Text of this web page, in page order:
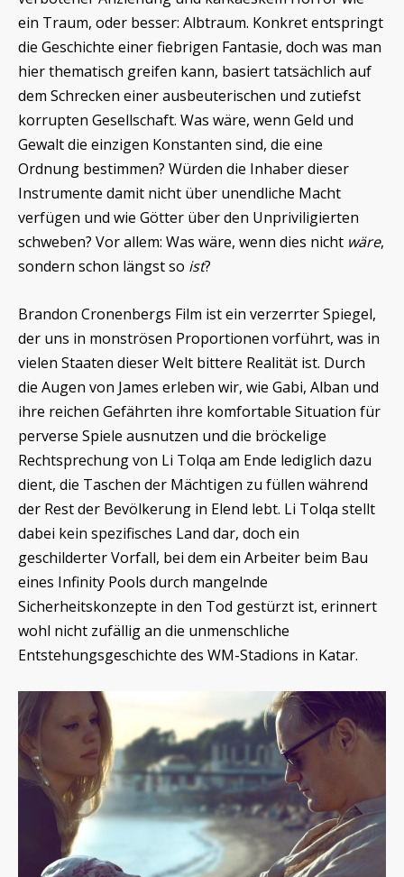
ein Traum, oder besser: Albtraum. Konkret entspringt
die Geschichte einer fiebrigen Fantasie, doch was man
hier thematisch greifen kann, basiert tatsächlich auf
dem Schrecken einer ausbeuterischen und zutiefst
korrupten Gesellschaft. Was wäre, wenn Geld und
Gewalt die einzigen Konstanten sind, die eine
Ordnung bestimmen? Würden die Inhaber dieser
Instrumente damit nicht über unendliche Macht
verfügen und wie Götter über den Unpriviligierten
schweben? Vor allem: Was wäre, wenn dies nicht wäre,
sondern schon längst so ist?
Brandon Cronenbergs Film ist ein verzerrter Spiegel,
der uns in monströsen Proportionen vorführt, was in
vielen Staaten dieser Welt bittere Realität ist. Durch
die Augen von James erleben wir, wie Gabi, Alban und
ihre reichen Gefährten ihre komfortable Situation für
perverse Spiele ausnutzen und die bröckelige
Rechtsprechung von Li Tolqa am Ende lediglich dazu
dient, die Taschen der Mächtigen zu füllen während
der Rest der Bevölkerung in Elend lebt. Li Tolqa stellt
dabei kein spezifisches Land dar, doch ein
geschilderter Vorfall, bei dem ein Arbeiter beim Bau
eines Infinity Pools durch mangelnde
Sicherheitskonzepte in den Tod gestürzt ist, erinnert
wohl nicht zufällig an die unmenschliche
Entstehungsgeschichte des WM-Stadions in Katar.